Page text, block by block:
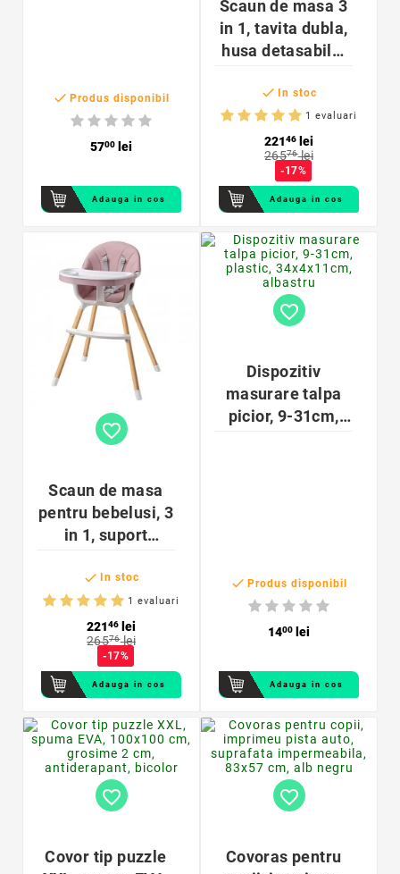
 Produs disponibil
5700 lei
Adauga in cos
Scaun de masa 3
in 1, tavita dubla,
husa detasabila,
picioare, piele
ecologica, alb si
verde menta
 In stoc
1 evaluari
22146
lei
26576lei
-17%
Adauga in cos
favorite_border
Scaun de masa
pentru bebelusi, 3
in 1, suport
husa detasabile,
centura 5 puncte,
roz pudra
 In stoc
1 evaluari
22146
lei
26576lei
-17%
Adauga in cos
favorite_border
Dispozitiv
masurare talpa
picior, 9-31cm,
 Produs disponibil
1400 lei
Adauga in cos
favorite_border
Covor tip puzzle
favorite_border
Covoras pentru